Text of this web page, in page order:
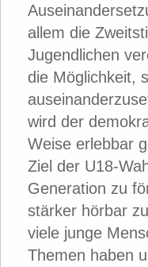
allem die
Jugendlichen
die Möglichkeit,
wird der
Weise erlebbar
Ziel der U18-
Generation zu
stärker hörbar
viele junge
Themen haben